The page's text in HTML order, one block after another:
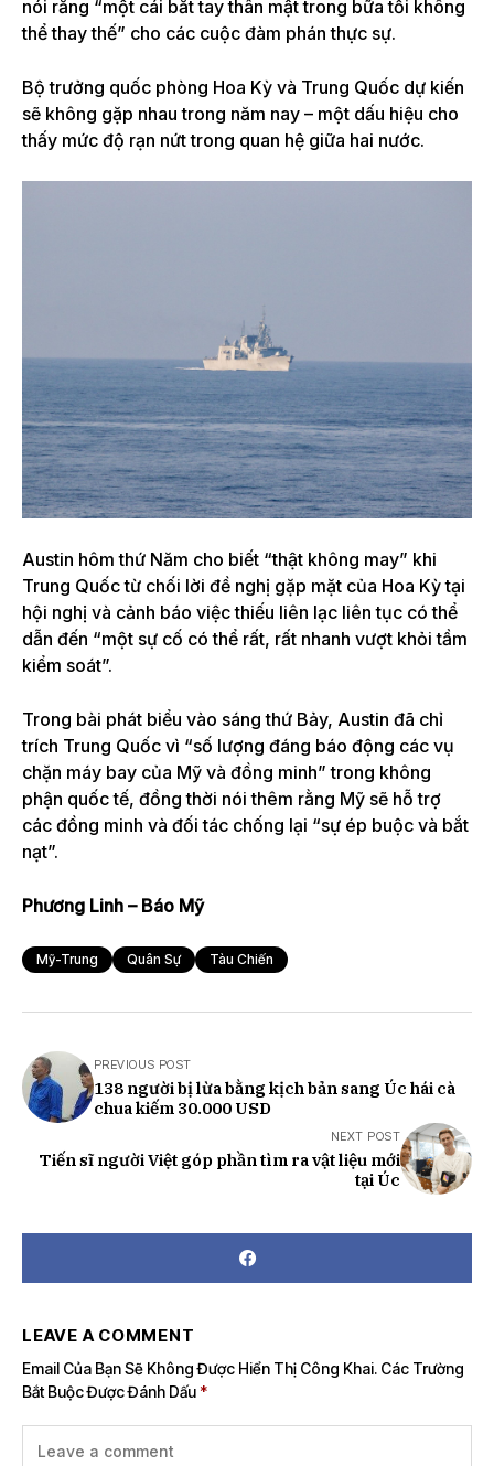
nói rằng “một cái bắt tay thân mật trong bữa tối không
thể thay thế” cho các cuộc đàm phán thực sự.
Bộ trưởng quốc phòng Hoa Kỳ và Trung Quốc dự kiến ​​​​
sẽ không gặp nhau trong năm nay – một dấu hiệu cho
thấy mức độ rạn nứt trong quan hệ giữa hai nước.
Austin hôm thứ Năm cho biết “thật không may” khi
Trung Quốc từ chối lời đề nghị gặp mặt của Hoa Kỳ tại
hội nghị và cảnh báo việc thiếu liên lạc liên tục có thể
dẫn đến “một sự cố có thể rất, rất nhanh vượt khỏi tầm
kiểm soát”.
Trong bài phát biểu vào sáng thứ Bảy, Austin đã chỉ
trích Trung Quốc vì “số lượng đáng báo động các vụ
chặn máy bay của Mỹ và đồng minh” trong không
phận quốc tế, đồng thời nói thêm rằng Mỹ sẽ hỗ trợ
các đồng minh và đối tác chống lại “sự ép buộc và bắt
nạt”.
Phương Linh – Báo Mỹ
Mỹ-Trung Quân Sự Tàu Chiến
PREVIOUS POST
138 người bị lừa bằng kịch bản sang Úc hái cà
chua kiếm 30.000 USD
NEXT POST
Tiến sĩ người Việt góp phần tìm ra vật liệu mới
tại Úc
LEAVE A COMMENT
Email Của Bạn Sẽ Không Được Hiển Thị Công Khai. Các Trường
Bắt Buộc Được Đánh Dấu *